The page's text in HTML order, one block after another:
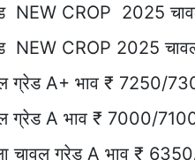
NEW CROP 2025
NEW CROP 2025
ग्रेड A+ भाव ₹ 7250/
ग्रेड A भाव ₹ 7000/
चावल ग्रेड A भाव ₹